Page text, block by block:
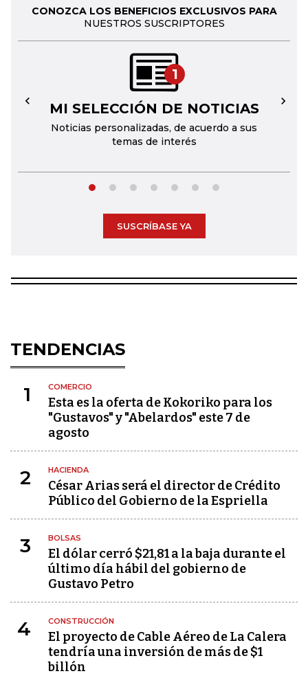
CONOZCA LOS BENEFICIOS EXCLUSIVOS PARA
NUESTROS SUSCRIPTORES
1
MI SELECCIÓN DE NOTICIAS
Noticias personalizadas, de acuerdo a sus
temas de interés
← →
SUSCRÍBASE YA
TENDENCIAS
1 COMERCIO
Esta es la oferta de Kokoriko para los
"Gustavos" y "Abelardos" este 7 de
agosto
2 HACIENDA
César Arias será el director de Crédito
Público del Gobierno de la Espriella
3 BOLSAS
El dólar cerró $21,81 a la baja durante el
último día hábil del gobierno de
Gustavo Petro
4 CONSTRUCCIÓN
El proyecto de Cable Aéreo de La Calera
tendría una inversión de más de $1
billón